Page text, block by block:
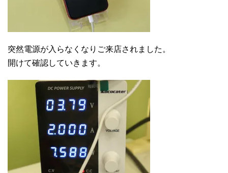
突然電源が入らなくなりご来店されました。
開けて確認していきます。